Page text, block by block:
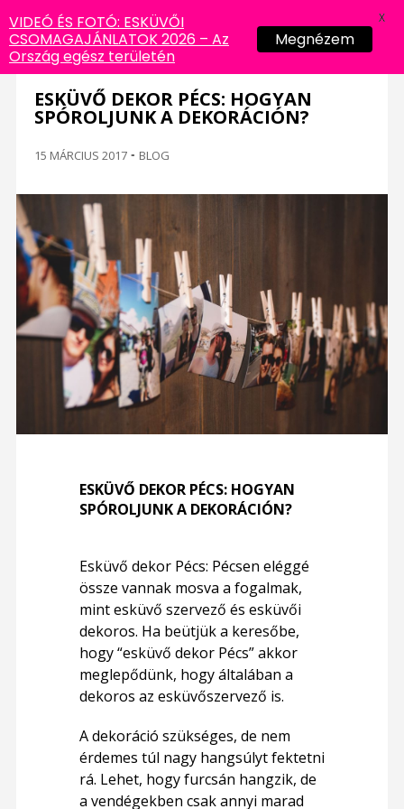
ESKÜVŐ DEKOR PÉCS: HOGYAN
SPÓROLJUNK A DEKORÁCIÓN?
15 MÁRCIUS 2017 - BLOG
ESKÜVŐ DEKOR PÉCS: HOGYAN
SPÓROLJUNK A DEKORÁCIÓN?
Esküvő dekor Pécs: Pécsen eléggé
össze vannak mosva a fogalmak,
mint esküvő szervező és esküvői
dekoros. Ha beütjük a keresőbe,
hogy “esküvő dekor Pécs” akkor
meglepődünk, hogy általában a
dekoros az esküvőszervező is.
A dekoráció szükséges, de nem
érdemes túl nagy hangsúlyt fektetni
rá. Lehet, hogy furcsán hangzik, de
a vendégekben csak annyi marad
VIDEÓ ÉS FOTÓ: ESKÜVŐI
CSOMAGAJÁNLATOK 2026 – Az
Ország egész területén
Megnézem
X